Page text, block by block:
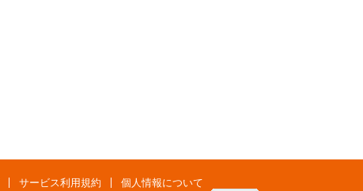
サービス利用規約 個人情報について